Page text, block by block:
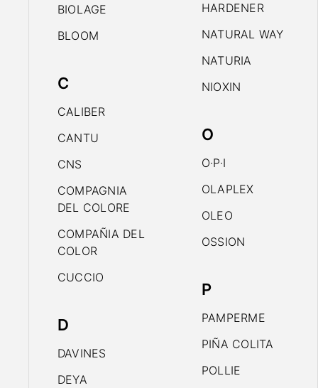
BIOLAGE
BLOOM
C
CALIBER
CANTU
CNS
COMPAGNIA
DEL COLORE
COMPAÑIA DEL
COLOR
CUCCIO
D
DAVINES
DEYA
HARDENER
NATURAL WAY
NATURIA
NIOXIN
O
O·P·I
OLAPLEX
OLEO
OSSION
P
PAMPERME
PIÑA COLITA
POLLIE